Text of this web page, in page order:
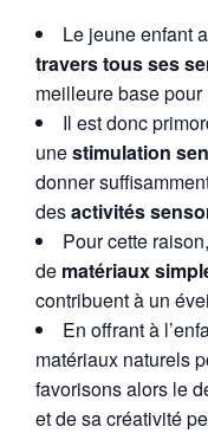
Le jeune enfant
travers tous ses
meilleure base pour
Il est donc
unestimulation
donner
desactivités
Pour cette
de matériaux
contribuent à un
En offrant à
matériaux naturels
favorisons alors le
et de sa créativité